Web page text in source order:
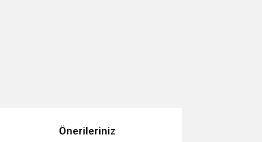
Önerileriniz